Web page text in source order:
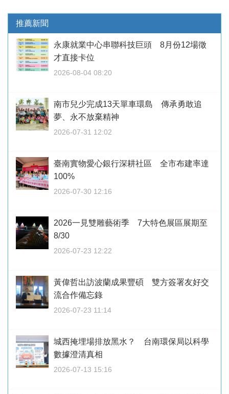
推薦新聞
永康就業中心串聯科技巨頭 8月份12場徵
才直接卡位
2026-08-04 08:20
南市兒少完成13天單車環島 傳承勇敢追
夢、永不放棄精神
2026-07-31 12:02
臺南實物愛心銀行深耕社區 全市布建率達
100%
2026-07-30 12:16
2026一見雙雕藝術季 7大特色展區展期至
8/30
2026-07-23 12:22
黃偉哲出訪波蘭成果豐碩 雙方簽署友好交
流合作備忘錄
2026-07-23 11:14
城西掩埋場排放黑水？ 台南環保局以科學
數據澄清真相
2026-07-13 15:16